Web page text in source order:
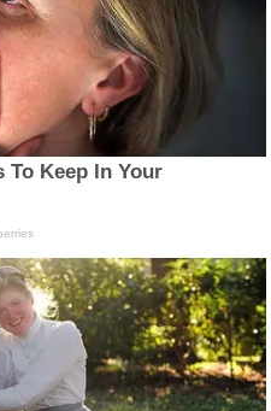
To Keep In Your